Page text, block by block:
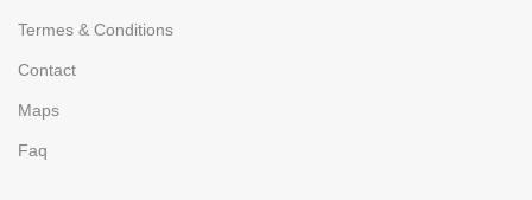
Termes & Conditions
Contact
Maps
Faq